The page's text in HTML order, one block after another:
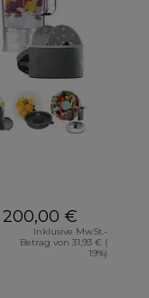
200,00 €
Inklusive MwSt.-
Betrag von 31,93 € (
19%)